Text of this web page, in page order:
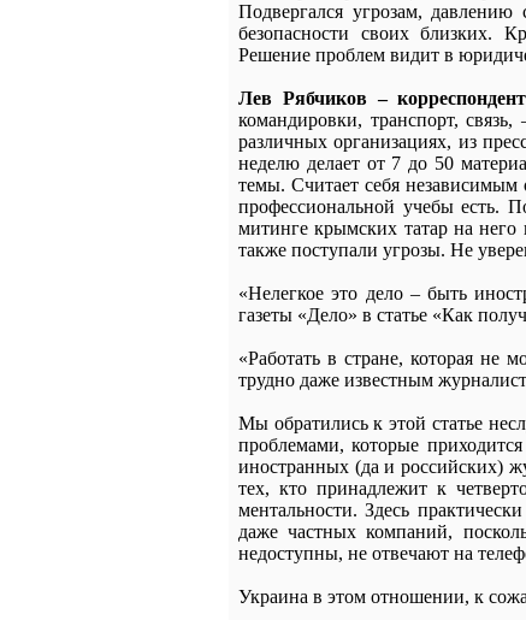
Подвергался угрозам,
безопасности своих близких.
Решение проблем видит в
Лев Рябчиков –
командировки, транспорт,
различных организациях, из
неделю делает от 7 до 50
темы. Считает себя независимым
профессиональной учебы есть.
митинге крымских татар на него
также поступали угрозы. Не
«Нелегкое это дело – быть
газеты «Дело» в статье «Как
«Работать в стране, которая не
трудно даже известным
Мы обратились к этой статье
проблемами, которые
иностранных (да и российских)
тех, кто принадлежит к
ментальности. Здесь
даже частных компаний,
недоступны, не отвечают на
Украина в этом отношении, к